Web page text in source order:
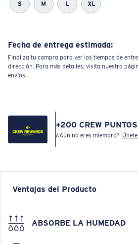
S M L XL
Fecha de entrega estimada:
Finaliza tu compra para ver los tiempos de
dirección. Para más detalles, visita nuestra
envíos.
+200 CREW PUNTOS
¿Aún no eres miembro?
Ventajas del Producto
ABSORBE LA HUMEDAD